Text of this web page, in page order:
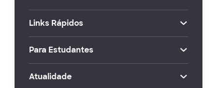
Links Rápidos
Para Estudantes
Atualidade